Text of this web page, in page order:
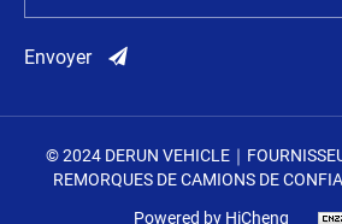
Envoyer
© 2024 DERUN VEHICLE｜
REMORQUES DE CAMIONS DE
Powered by HiCheng